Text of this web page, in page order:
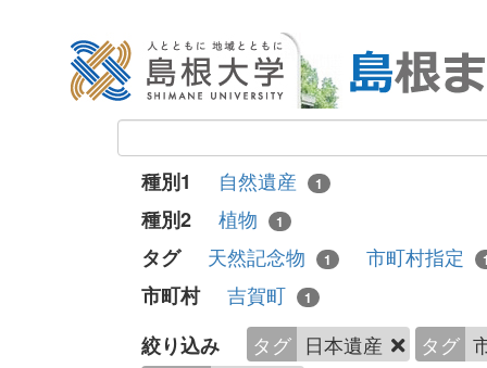
種別1 自然遺産 1
種別2 植物 1
タグ 天然記念物 1 市町村指定
市町村 吉賀町 1
絞り込み タグ 日本遺産 タグ